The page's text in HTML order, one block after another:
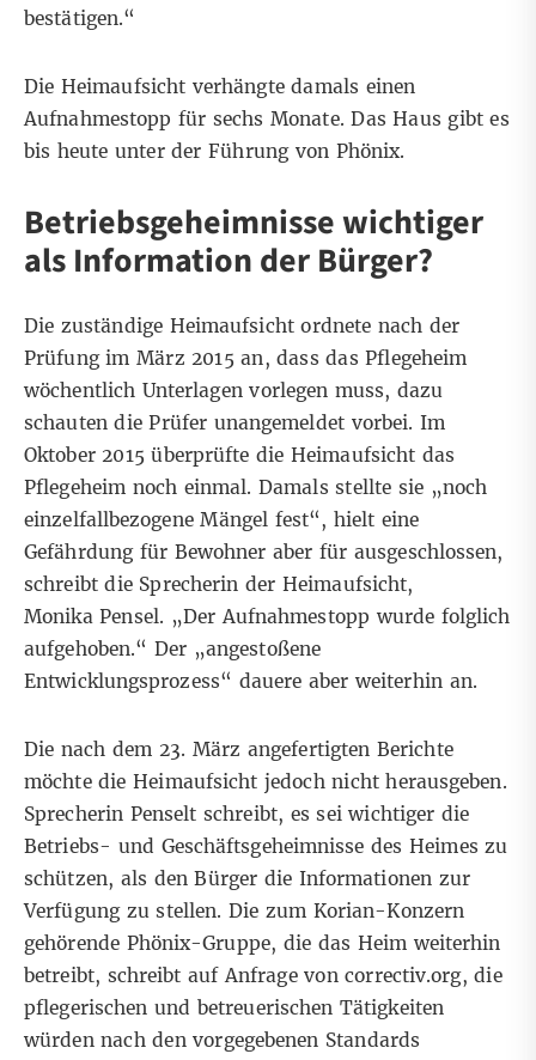
bestätigen.“
Die Heimaufsicht verhängte damals einen
Aufnahmestopp für sechs Monate. Das Haus gibt es
bis heute unter der Führung von Phönix.
Betriebsgeheimnisse wichtiger
als Information der Bürger?
Die zuständige Heimaufsicht ordnete nach der
Prüfung im März 2015 an, dass das Pflegeheim
wöchentlich Unterlagen vorlegen muss, dazu
schauten die Prüfer unangemeldet vorbei. Im
Oktober 2015 überprüfte die Heimaufsicht das
Pflegeheim noch einmal. Damals stellte sie „noch
einzelfallbezogene Mängel fest“, hielt eine
Gefährdung für Bewohner aber für ausgeschlossen,
schreibt die Sprecherin der Heimaufsicht,
Monika Pensel. „Der Aufnahmestopp wurde folglich
aufgehoben.“ Der „angestoßene
Entwicklungsprozess“ dauere aber weiterhin an.
Die nach dem 23. März angefertigten Berichte
möchte die Heimaufsicht jedoch nicht herausgeben.
Sprecherin Penselt schreibt, es sei wichtiger die
Betriebs- und Geschäftsgeheimnisse des Heimes zu
schützen, als den Bürger die Informationen zur
Verfügung zu stellen. Die zum Korian-Konzern
gehörende Phönix-Gruppe, die das Heim weiterhin
betreibt, schreibt auf Anfrage von correctiv.org, die
pflegerischen und betreuerischen Tätigkeiten
würden nach den vorgegebenen Standards